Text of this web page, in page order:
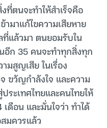
ที่ตนจะทำให้สำเร็จคือ
ามาแก้ไขความเสียหาย
แล้วมา ตนยอมรับใน
ก 35 คนจะทำทุกสิ่งทุก
มสูญเสีย ในเรื่อง
ขวัญกำลังใจ และความ
ะเทศไทยและคนไทยให้
เดือน และมั่นใจว่า ทำได้
มควรแล้ว